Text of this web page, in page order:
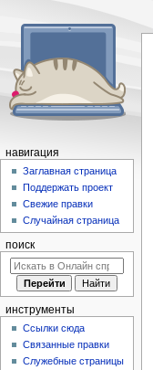
навигация
Заглавная страница
Поддержать проект
Свежие правки
Случайная страница
поиск
инструменты
Ссылки сюда
Связанные правки
Служебные страницы